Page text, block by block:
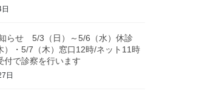
らせ 5/3（日）～5/6（水）休診
・5/7（木）窓口12時/ネット11時
付で診察を行います
日